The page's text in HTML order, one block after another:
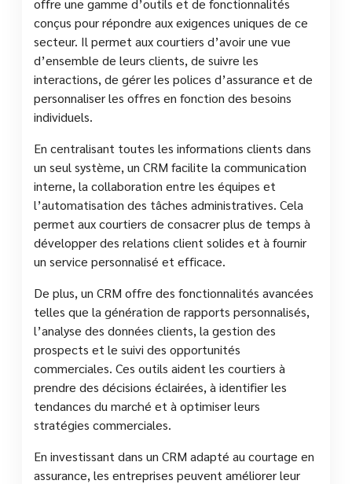
conçus pour répondre aux exigences uniques de ce
secteur. Il permet aux courtiers d’avoir une vue
d’ensemble de leurs clients, de suivre les
interactions, de gérer les polices d’assurance et de
personnaliser les offres en fonction des besoins
individuels.
En centralisant toutes les informations clients dans
un seul système, un CRM facilite la communication
interne, la collaboration entre les équipes et
l’automatisation des tâches administratives. Cela
permet aux courtiers de consacrer plus de temps à
développer des relations client solides et à fournir
un service personnalisé et efficace.
De plus, un CRM offre des fonctionnalités avancées
telles que la génération de rapports personnalisés,
l’analyse des données clients, la gestion des
prospects et le suivi des opportunités
commerciales. Ces outils aident les courtiers à
prendre des décisions éclairées, à identifier les
tendances du marché et à optimiser leurs
stratégies commerciales.
En investissant dans un CRM adapté au courtage en
assurance, les entreprises peuvent améliorer leur